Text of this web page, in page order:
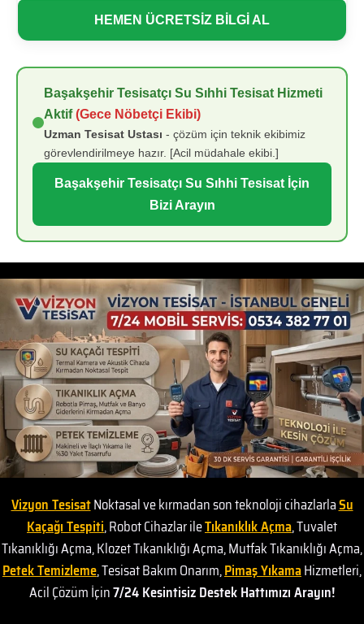
HEMEN ÜCRETSİZ BİLGİ AL
Başakşehir Tesisatçı Su Sıhhi Tesisat Hizmeti
Aktif(Gece Nöbetçi Ekibi)
Uzman Tesisat Ustası - çözüm için teknik ekibimiz
görevlendirilmeye hazır. [Acil müdahale ekibi.]
Başakşehir Tesisatçı Su Sıhhi Tesisat İçin
Bizi Arayın
Vizyon TesisatNoktasal ve kırmadan son teknoloji cihazlarlaSu
Kaçağı Tespiti, Robot Cihazlar ileTıkanıklık Açma, Tuvalet
Tıkanıklığı Açma, Klozet Tıkanıklığı Açma, Mutfak Tıkanıklığı Açma,
Petek Temizleme, Tesisat Bakım Onarım,Pimaş YıkamaHizmetleri,
Acil Çözüm İçin7/24 Kesintisiz Destek Hattımızı Arayın!